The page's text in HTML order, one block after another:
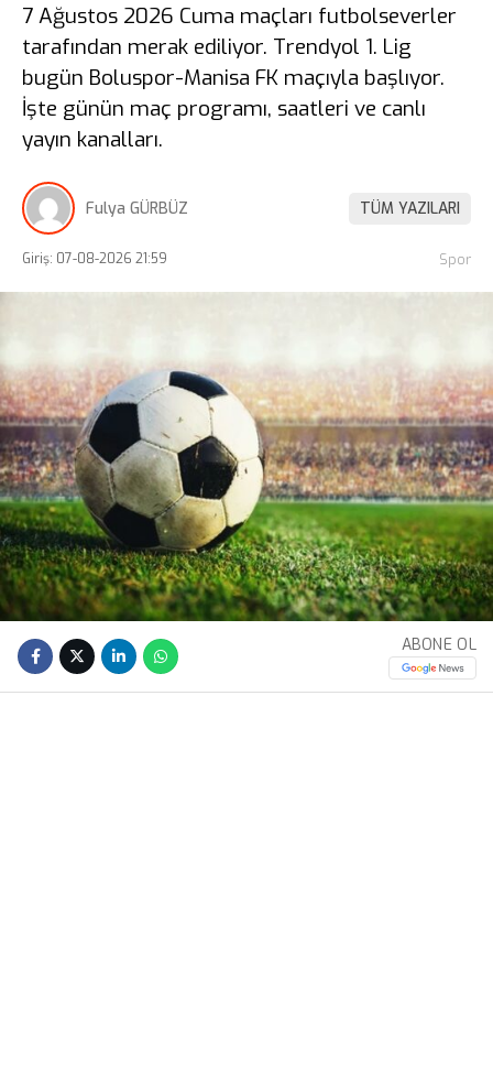
7 Ağustos 2026 Cuma maçları futbolseverler
tarafından merak ediliyor. Trendyol 1. Lig
bugün Boluspor-Manisa FK maçıyla başlıyor.
İşte günün maç programı, saatleri ve canlı
yayın kanalları.
Fulya GÜRBÜZ TÜM YAZILARI
Giriş: 07-08-2026 21:59 Spor
ABONE OL